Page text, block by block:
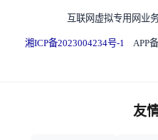
互联网虚拟专用网业
湘ICP备2023004234号-1 APP
友